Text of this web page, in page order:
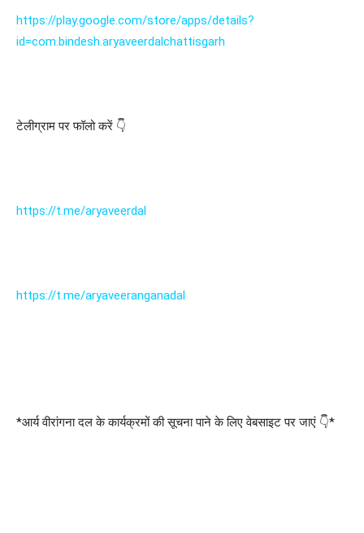
https://play.google.com/store/apps/details?
id=com.bindesh.aryaveerdalchattisgarh
टेलीग्राम पर फॉलो करें 👇
https://t.me/aryaveerdal
https://t.me/aryaveeranganadal
*आर्य वीरांगना दल के कार्यक्रमों की सूचना पाने के लिए वेबसाइट पर जाएं 👇*